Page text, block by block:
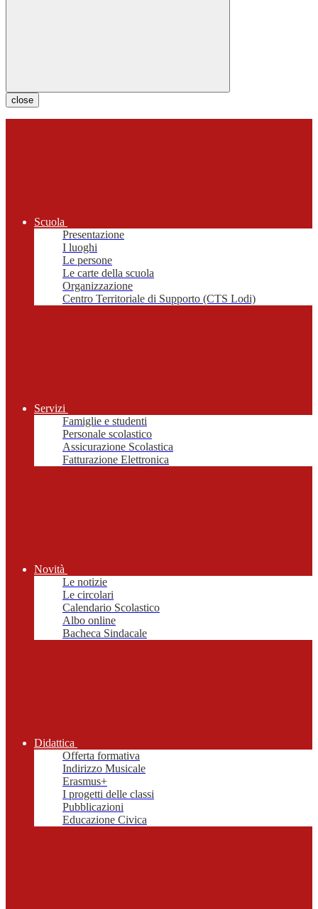
close
Scuola
Presentazione
I luoghi
Le persone
Le carte della scuola
Organizzazione
Centro Territoriale di Supporto (CTS Lodi)
Servizi
Famiglie e studenti
Personale scolastico
Assicurazione Scolastica
Fatturazione Elettronica
Novità
Le notizie
Le circolari
Calendario Scolastico
Albo online
Bacheca Sindacale
Didattica
Offerta formativa
Indirizzo Musicale
Erasmus+
I progetti delle classi
Pubblicazioni
Educazione Civica